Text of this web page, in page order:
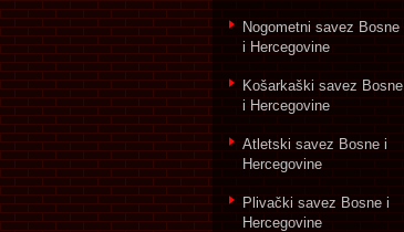
Nogometni savez Bosne
i Hercegovine
Košarkaški savez Bosne
i Hercegovine
Atletski savez Bosne i
Hercegovine
Plivački savez Bosne i
Hercegovine